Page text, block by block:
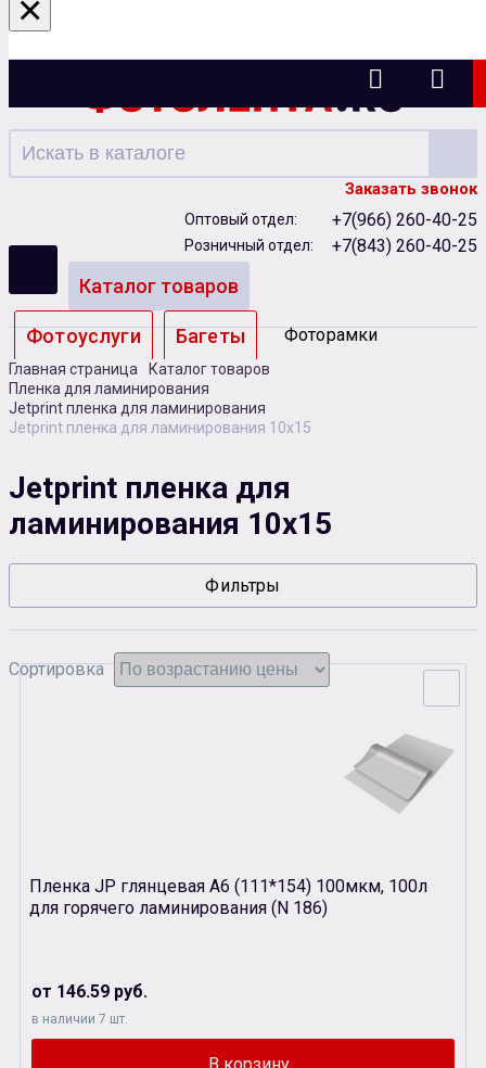
Казань
Заказать звонок
Оптовый отдел: +7(966) 260-40-25
Розничный отдел: +7(843) 260-40-25
Каталог товаров
Фотоуслуги Багеты Фоторамки
Бумага Чернила Карты памяти
Батарейки Сублимация
Сувенирная продукция Зарядные устройства
Главная страница
Каталог товаров
Пленка для ламинирования
Jetprint пленка для ламинирования
Jetprint пленка для ламинирования 10х15
Jetprint пленка для
ламинирования 10х15
Фильтры
Сортировка
Пленка JP глянцевая А6 (111*154) 100мкм, 100л
для горячего ламинирования (N 186)
от 146.59 руб.
в наличии 7 шт.
×